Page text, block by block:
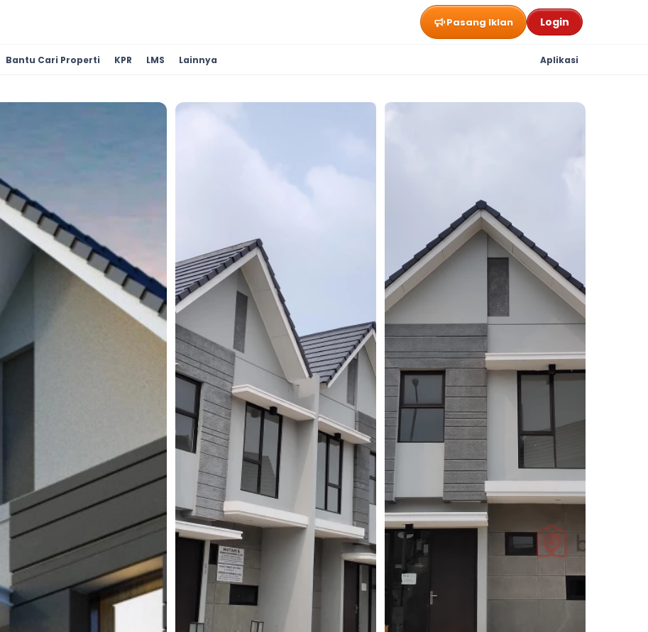
Pasang Iklan Login
Bantu Cari Properti KPR LMS Lainnya Aplikasi